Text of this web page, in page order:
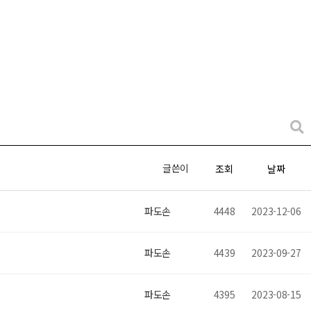
글쓴이 조회 날짜
파도손 4448 2023-12-06
파도손 4439 2023-09-27
파도손 4395 2023-08-15